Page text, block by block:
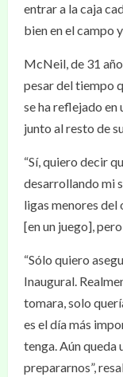
entrar a la caja
bien en el campo
McNeil, de 31
pesar del tiempo
se ha reflejado en
junto al resto de
“Sí, quiero decir
desarrollando mi
ligas menores
[en un juego],
“Sólo quiero
Inaugural.
tomara, solo
es el día más
tenga. Aún queda
prepararnos”,